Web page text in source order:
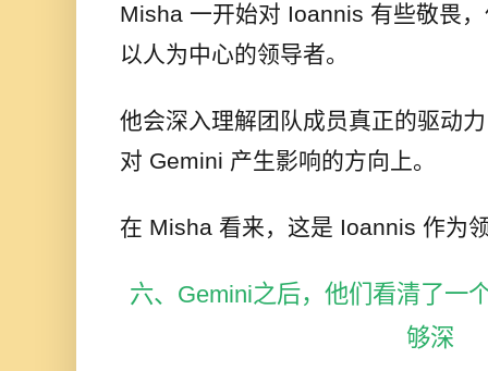
Misha 一开始对 Ioannis 有些敬畏
以人为中心的领导者。
他会深入理解团队成员真正的驱动
对 Gemini 产生影响的方向上。
在 Misha 看来，这是 Ioannis 作为
六、Gemini之后，他们看清了一
够深